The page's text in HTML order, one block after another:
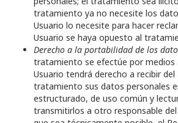
tratamiento ya no necesite los
Usuario lo necesite para hacer
Usuario se haya opuesto al
Derecho a la portabilidad de los
tratamiento se efectúe por medios
Usuario tendrá derecho a recibir del
tratamiento sus datos personales
estructurado, de uso común y
transmitirlos a otro responsable